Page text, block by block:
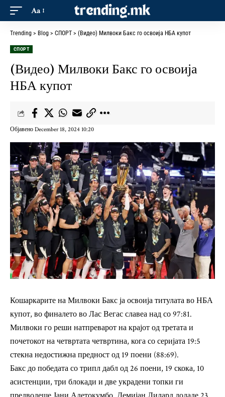
Aa
Trending > Blog > СПОРТ > (Видео) Милвоки Бакс го освоија НБА купот
СПОРТ
(Видео) Милвоки Бакс го освоија
НБА купот
Објавено December 18, 2024 10:20
Кошаркарите на Милвоки Бакс ја освоија титулата во НБА
купот, во финалето во Лас Вегас славеа над со 97:81.
Милвоки го реши натпреварот на крајот од третата и
почетокот на четвртата четвртина, кога со серијата 19:5
стекна недостижна предност од 19 поени (88:69).
Бакс до победата со трипл дабл од 26 поени, 19 скока, 10
асистенции, три блокади и две украдени топки ги